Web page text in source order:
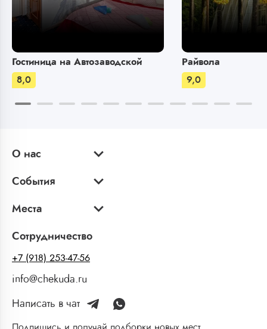
Гостиница на Автозаводской
8,0
Райвола
9,0
О нас
События
Места
Сотрудничество
+7 (918) 253-47-56
info@chekuda.ru
Написать в чат